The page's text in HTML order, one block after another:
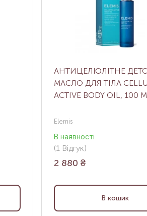
АНТИЦЕЛЮЛІТНЕ
МАСЛО ДЛЯ ТІЛА
ACTIVE BODY OIL, 100
Elemis
В наявності
(1 Відгук)
2 880 ₴
В кошик